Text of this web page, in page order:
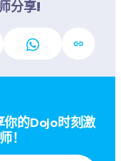
分享!
你的Dojo时刻激
！